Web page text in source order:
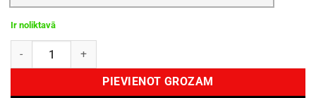
Ir noliktavā
Maison Margiela Replica Under The Stars EDT 100 ml daudzums
PIEVIENOT GROZAM